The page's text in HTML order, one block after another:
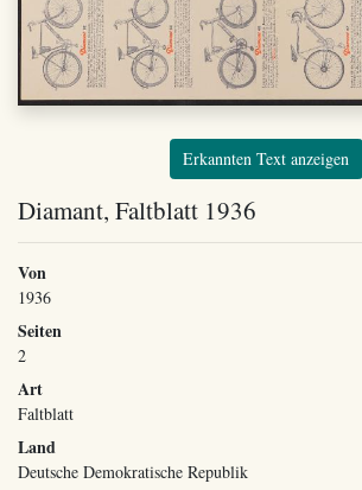
Erkannten Text anzeigen
Diamant, Faltblatt 1936
Von
1936
Seiten
2
Art
Faltblatt
Land
Deutsche Demokratische Republik